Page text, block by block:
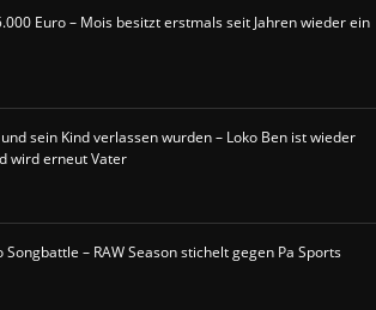
Euro – Mois besitzt erstmals seit Jahren wieder ein
sein Kind verlassen wurden – Loko Ben ist wieder
wird erneut Vater
Songbattle – RAW Season stichelt gegen Pa Sports